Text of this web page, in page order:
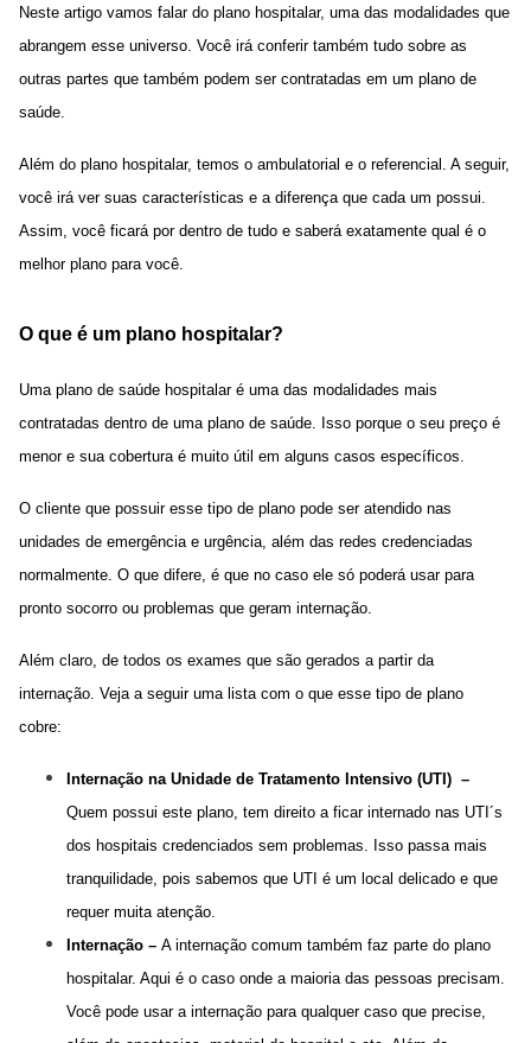
Neste artigo vamos falar do plano hospitalar, uma das modalidades que
abrangem esse universo. Você irá conferir também tudo sobre as
outras partes que também podem ser contratadas em um plano de
saúde.
Além do plano hospitalar, temos o ambulatorial e o referencial. A seguir,
você irá ver suas características e a diferença que cada um possui.
Assim, você ficará por dentro de tudo e saberá exatamente qual é o
melhor plano para você.
O que é um plano hospitalar?
Uma plano de saúde hospitalaré uma das modalidades mais
contratadas dentro de uma plano de saúde. Isso porque o seu preço é
menor e sua cobertura é muito útil em alguns casos específicos.
O cliente que possuir esse tipo de plano pode ser atendido nas
unidades de emergência e urgência, além das redes credenciadas
normalmente. O que difere, é que no caso ele só poderá usar para
pronto socorro ou problemas que geram internação.
Além claro, de todos os exames que são gerados a partir da
internação. Veja a seguir uma lista com o que esse tipo de plano
cobre:
Internação na Unidade de Tratamento Intensivo (UTI) –
Quem possui este plano, tem direito a ficar internado nas UTI´s
dos hospitais credenciados sem problemas. Isso passa mais
tranquilidade, pois sabemos que UTI é um local delicado e que
requer muita atenção.
Internação – A internação comum também faz parte do plano
hospitalar. Aqui é o caso onde a maioria das pessoas precisam.
Você pode usar a internação para qualquer caso que precise,